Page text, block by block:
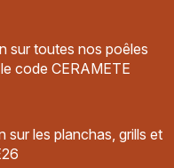
sur toutes nos poêles
code CERAMETE
les planchas, grills et